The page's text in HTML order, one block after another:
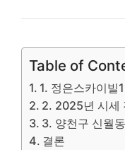
Table of
1. 정은스카이빌
2. 2025년 시세
3. 양천구 신월
결론